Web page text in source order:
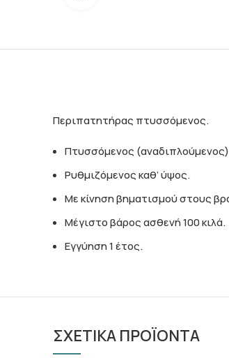
Περιπατητήρας πτυσσόμενος.
Πτυσσόμενος
Ρυθμιζόμενος καθ’ ύψος.
Με κίνηση βηματισμού στους
Μέγιστο βάρος ασθενή 100 κιλά.
Εγγύηση 1 έτος.
ΣΧΕΤΙΚΑ ΠΡΟΪΟΝΤΑ